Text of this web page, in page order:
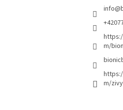
info@
m/
m/